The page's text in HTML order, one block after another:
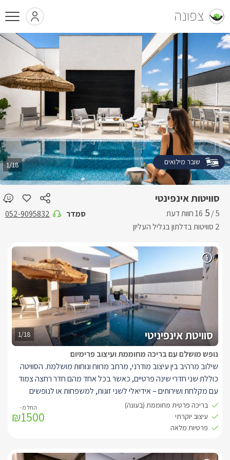
צפונה
סוויטות אינפינטי
5 /
5
2 סוויטות בדלתון בגליל העליון
סמדר 052-9095832
1/18 שובר מילואים
1/18 סוויטת אינפיניטי
נופש מושלם עם בריכה מחוממת ועיצוב פרימיום
שילוב מרהיב בין עיצוב מודרני, מרחב מרווח ונוחות מושלמת. הסוויטה
כוללת שני חדרי שינה פרטיים, כאשר בכל אחד מהם חדר רחצה צמוד
עם מקלחת ושירותים – אידיאלי לשני זוגות, למשפחות או לנופשים
שרוצים לשמור על פרטיות מלאה.
במרכז הסוויטה תמצאו סלון אלגנטי ונעים, המעוצב בטוב טעם וכולל
פינת ישיבה נוחה, טלוויזיה חכמה, שולחן אוכל וסביבה מפנקת לבילוי
מלאה: מקרר גדול, מכונת קפה עם קפסולות , בר מים, מיקרוגל, טוסטר,
בריכה פרטית מחוממת (בעונה)
עיצוב יוקרתי
פרטיות מלאה
₪1500